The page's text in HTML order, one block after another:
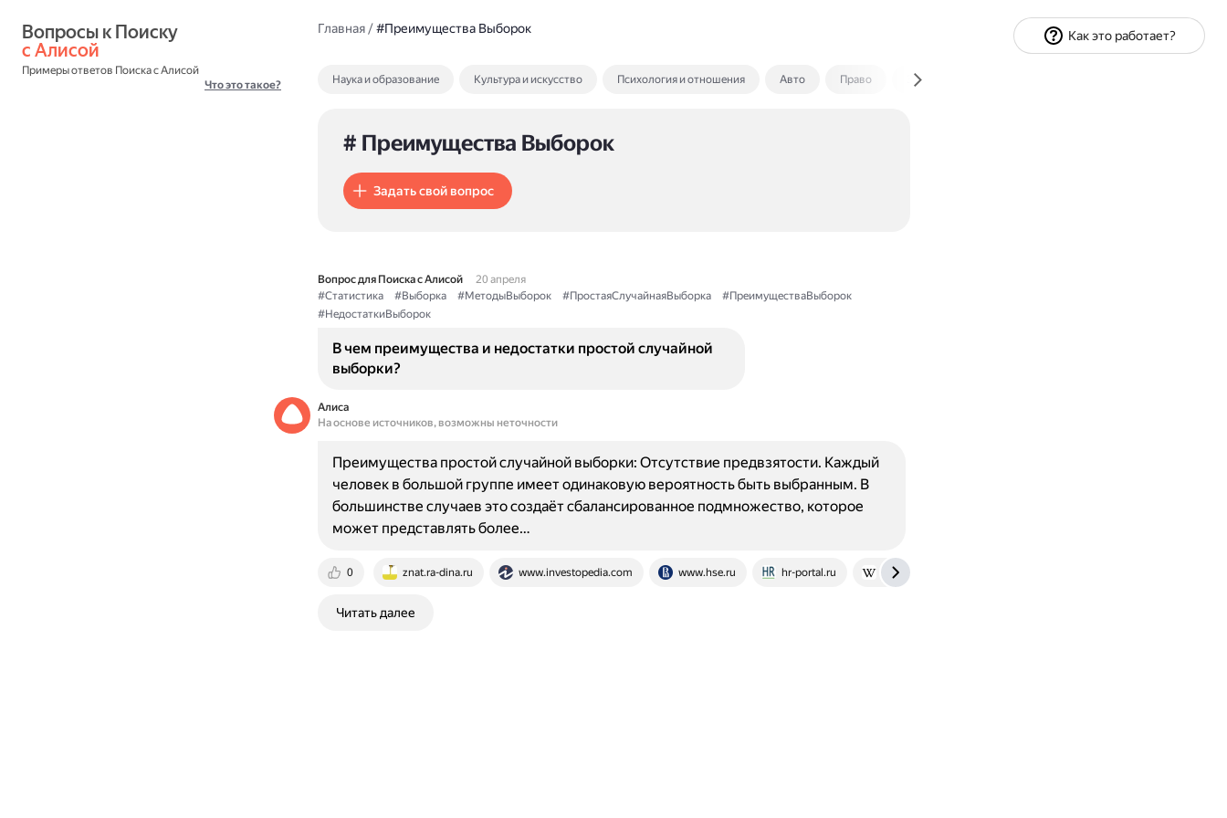
с Алисой
Примеры ответов Поиска с Алисой
Что это такое?
Главная/#Преимущества Выборок
Наука и образование Культура и искусство Психология и отношения Авто Право Экономика и финансы
# Преимущества Выборок
Задать свой вопрос
Вопрос для Поиска с Алисой
20 апреля
#Статистика
#Выборка #МетодыВыборок #ПростаяСлучайнаяВыборка
#ПреимуществаВыборок
#НедостаткиВыборок
В чем преимущества и недостатки простой случайной
выборки?
Алиса
На основе источников, возможны неточности
0 znat.ra-dina.ru www.investopedia.com www.hse.ru hr-portal.ru ru.wikipedia.org
Преимущества простой случайной выборки: Отсутствие предвзятости. Каждый
человек в большой группе имеет одинаковую вероятность быть выбранным. В
большинстве случаев это создаёт сбалансированное подмножество, которое
может представлять более…
Читать далее
Как это работает?